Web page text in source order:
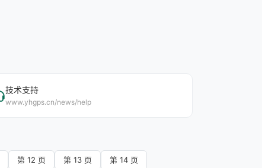
技术支持
www.yhgps.cn/news/help
第 12 页 第 13 页 第 14 页